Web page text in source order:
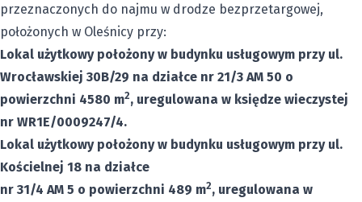
przeznaczonych do najmu w drodze bezprzetargowej,
położonych w Oleśnicy przy:
Lokal użytkowy położony w budynku usługowym przy ul.
Wrocławskiej 30B/29 na działce nr 21/3 AM 50 o
powierzchni 4580 m2, uregulowana w księdze wieczystej
nr WR1E/0009247/4.
Lokal użytkowy położony w budynku usługowym przy ul.
Kościelnej 18 na działce
nr 31/4 AM 5 o powierzchni 489 m2, uregulowana w